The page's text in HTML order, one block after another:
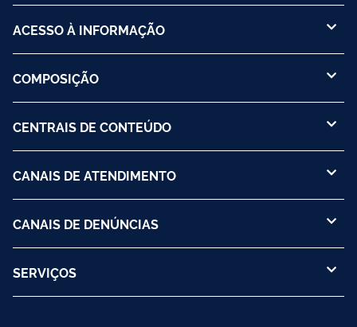
ACESSO À INFORMAÇÃO
COMPOSIÇÃO
CENTRAIS DE CONTEÚDO
CANAIS DE ATENDIMENTO
CANAIS DE DENÚNCIAS
SERVIÇOS